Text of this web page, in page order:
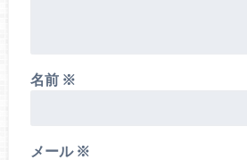
名前 ※
メール ※